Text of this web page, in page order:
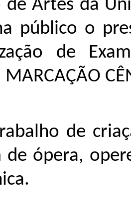
Artes da
público o
de
de
de ópera,